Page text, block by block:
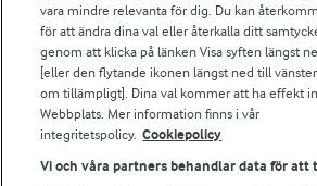
Falbygdens Ost
Arla webbshop
Bildbank
Följ oss
vara mindre relevanta för dig. Du kan
för att ändra dina val eller återkalla ditt
genom att klicka på länken Visa syften längst
[eller den flytande ikonen längst ned till
om tillämpligt]. Dina val kommer att ha effekt
Webbplats. Mer information finns i vår
integritetspolicy. Cookiepolicy
Vi och våra partners behandlar data för